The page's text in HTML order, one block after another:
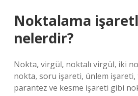
Noktalama
nelerdir?
Nokta, virgül, noktalı virgül, iki
nokta, soru işareti, ünlem işareti,
parantez ve kesme işareti gibi